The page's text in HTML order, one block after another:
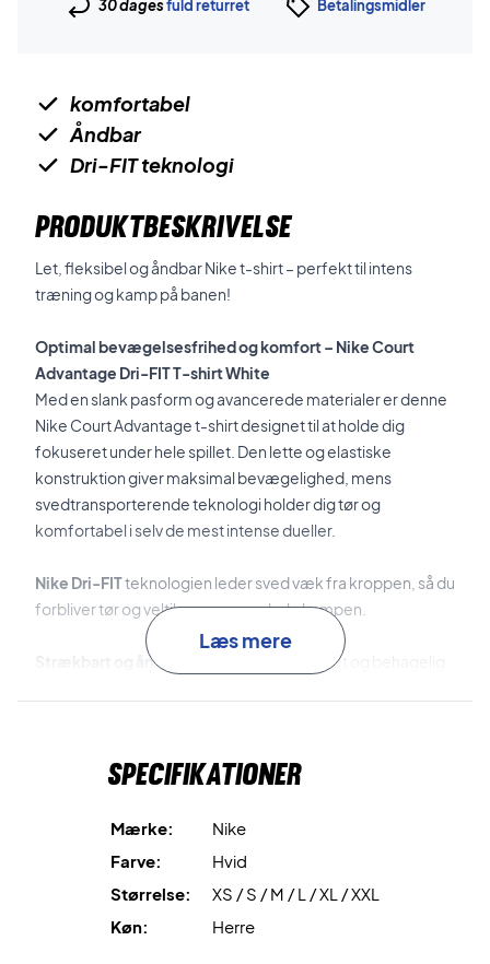
30 dagesfuld returret Betalingsmidler
komfortabel
Åndbar
Dri-FIT teknologi
PRODUKTBESKRIVELSE
Let, fleksibel og åndbar Nike t-shirt – perfekt til intens
træning og kamp på banen!
Optimal bevægelsesfrihed og komfort – Nike Court
Advantage Dri-FIT T-shirt White
Med en slank pasform og avancerede materialer er denne
Nike Court Advantage t-shirt designet til at holde dig
fokuseret under hele spillet. Den lette og elastiske
konstruktion giver maksimal bevægelighed, mens
svedtransporterende teknologi holder dig tør og
komfortabel i selv de mest intense dueller.
Nike Dri-FITteknologien leder sved væk fra kroppen, så du
forbliver tør og veltilpas gennem hele kampen.
Strækbart og åndbart materiale
giver en let og behagelig
Spil med selvtillid og komfort – køb din Nike Court
Materiale: 88% polyester, 12% elastan.
Læs mere
Specifikationer
Mærke:
Nike
Farve:
Hvid
Størrelse:
XS / S / M / L / XL / XXL
Køn:
Herre